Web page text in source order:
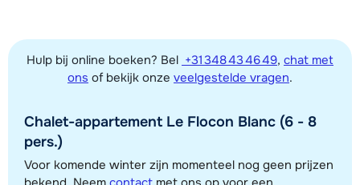
Toon alle accommodaties in dit gebied
Deze kaart geeft een indicatie van de ligging van onze accommodaties. De
exacte locatie kan enigszins afwijken.
Hulp bij online boeken? Bel +31 348 43 46 49, chat met
ons of bekijk onze veelgestelde vragen.
Chalet-appartement Le Flocon Blanc (6 - 8
pers.)
Voor komende winter zijn momenteel nog geen prijzen